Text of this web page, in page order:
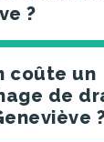
?
coûte un
de